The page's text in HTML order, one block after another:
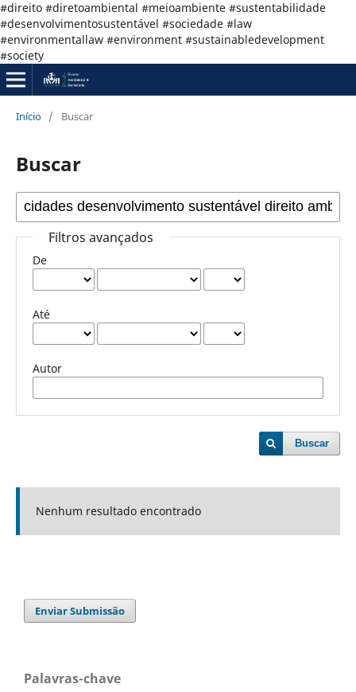
#direito #diretoambiental #meioambiente #sustentabilidade
#desenvolvimentosustentável #sociedade #law
#environmentallaw #environment #sustainabledevelopment
#society
Início / Buscar
Buscar
Filtros avançados
De
Até
Autor
Buscar
Nenhum resultado encontrado
Enviar Submissão
Palavras-chave